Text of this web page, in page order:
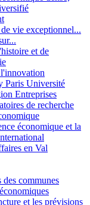
vie exceptionnel...
et de
Paris Université
Entreprises
de recherche
économique et la
en Val
communes
et les prévisions